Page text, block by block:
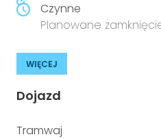
Czynne
Planowane
WIĘCEJ
Dojazd
Tramwaj